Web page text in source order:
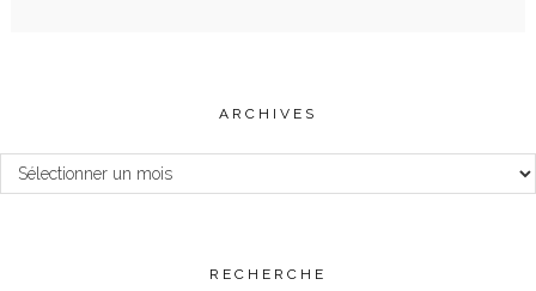
ARCHIVES
Archives
RECHERCHE